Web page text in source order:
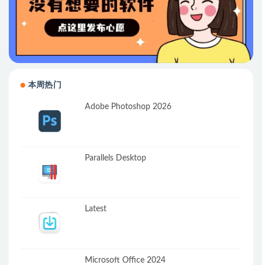
本周热门
Adobe Photoshop 2026
Parallels Desktop
Latest
Microsoft Office 2024